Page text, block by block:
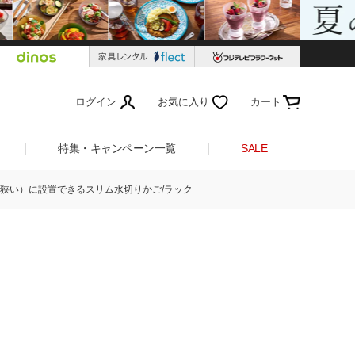
ログイン お気に入り カート
特集・キャンペーン一覧 SALE
い）に設置できるスリム水切りかご/ラック